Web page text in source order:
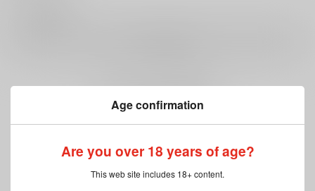
Age confirmation
Are you over 18 years of age?
This web site includes 18+ content.